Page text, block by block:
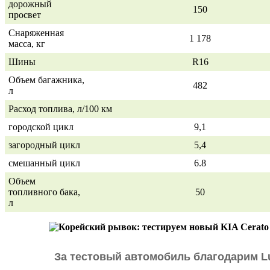
дорожный
просвет
150
Снаряженная
масса, кг
1 178
Шины
R16
Объем багажника,
л
482
Расход топлива, л/100 км
городской цикл
9,1
загородный цикл
5,4
смешанный цикл
6.8
Объем
топливного бака,
л
50
За тестовый автомобиль благодарим